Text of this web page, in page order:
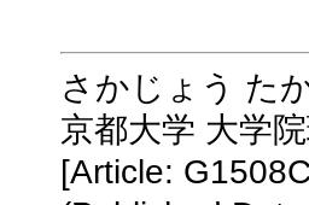
さかじょう た
京都大学 大学
[Article: